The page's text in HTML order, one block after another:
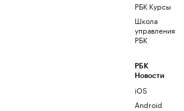
РБК Курсы
Школа
управления
РБК
РБК
Новости
iOS
Android